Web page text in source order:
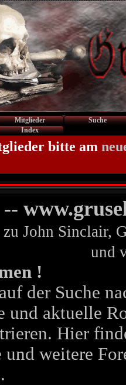
Mitglieder
Suche
Index
bitte am
--
John Sinclair,
und
!
der Suche
und aktuelle
Hier
und weitere